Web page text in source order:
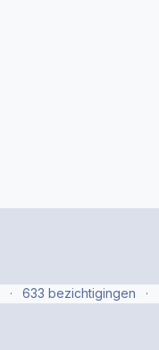
633 bezichtigingen